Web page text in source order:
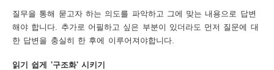
질무을 통해 묻고자 하는 의도를 파악하고 그에 맞는 내용으로 답변
해야 합니다. 추가로 어필하고 싶은 부분이 있더라도 먼저 질문에 대
한 답변을 충실히 한 후에 이루어져야합니다.
읽기 쉽게 '구조화' 시키기